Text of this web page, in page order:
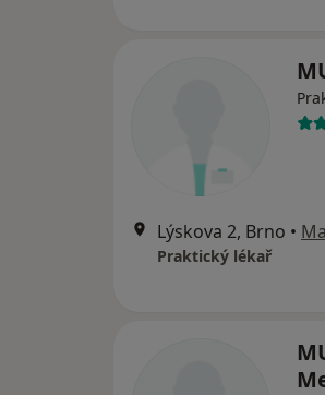
Lýskova 2, Brno •
Praktický lékař